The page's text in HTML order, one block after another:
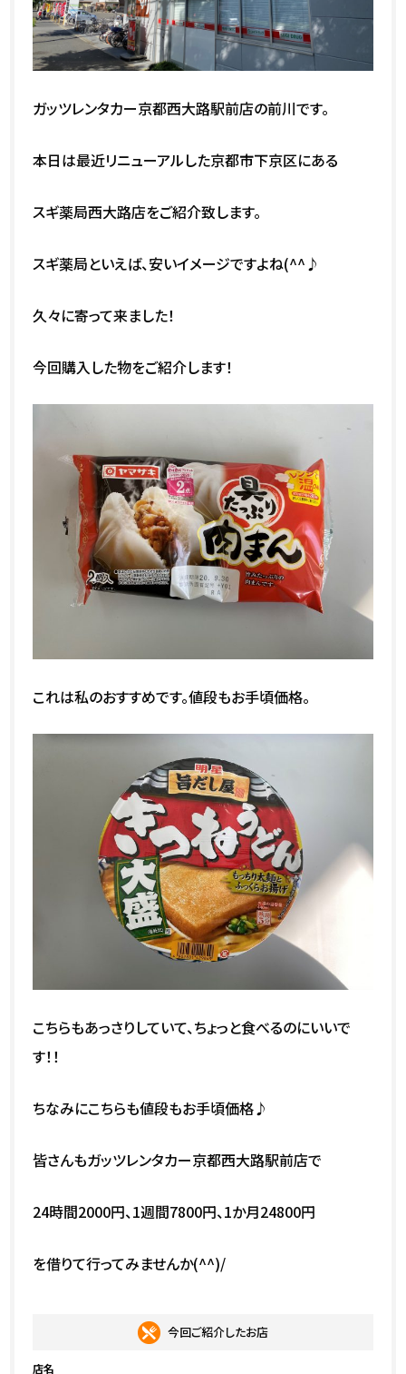
ガッツレンタカー京都西大路駅前店の前川です。
本日は最近リニューアルした京都市下京区にある
スギ薬局西大路店をご紹介致します。
スギ薬局といえば、安いイメージですよね(^^♪
久々に寄って来ました！
今回購入した物をご紹介します！
これは私のおすすめです。値段もお手頃価格。
こちらもあっさりしていて、ちょっと食べるのにいいで
す！！
ちなみにこちらも値段もお手頃価格♪
皆さんもガッツレンタカー京都西大路駅前店で
24時間2000円、1週間7800円、1か月24800円
を借りて行ってみませんか(^^)/
今回ご紹介したお店
店名